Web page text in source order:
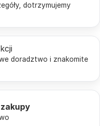
dotrzymujemy
doradztwo i znakomite